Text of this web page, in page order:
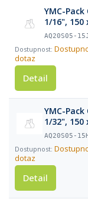
YMC-
1/16", 150
AQ20S05-
dotaz
Detail
YMC-
1/32", 150
AQ20S05-
dotaz
Detail